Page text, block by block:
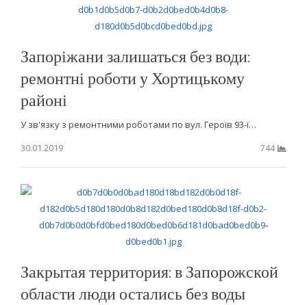
Запоріжани залишаться без води:
ремонтні роботи у Хортицькому
районі
У зв'язку з ремонтними роботами по вул. Героїв 93-ї…
30.01.2019
744
Закрытая территория: в Запорожской
области люди остались без воды